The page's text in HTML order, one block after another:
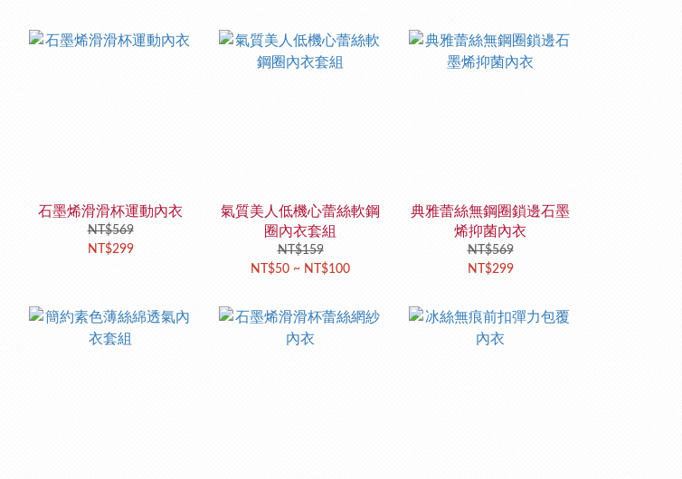
石墨烯滑滑杯運動內衣
NT$569
NT$299
氣質美人低機心蕾絲軟鋼
圈內衣套組
NT$159
NT$50 ~ NT$100
典雅蕾絲無鋼圈鎖邊石墨
烯抑菌內衣
NT$569
NT$299